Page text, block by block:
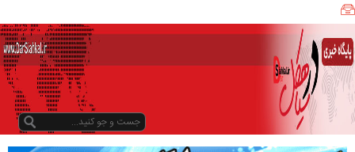
ا
ه
ک
ل
ز